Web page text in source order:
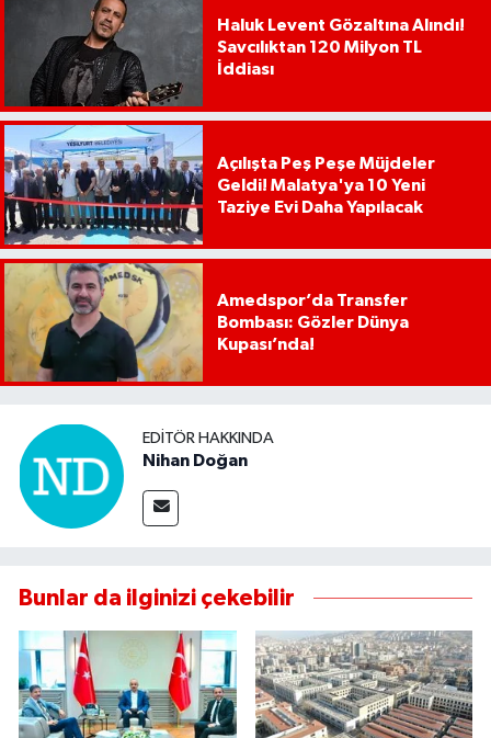
Haluk Levent Gözaltına Alındı!
Savcılıktan 120 Milyon TL
İddiası
Açılışta Peş Peşe Müjdeler
Geldi! Malatya'ya 10 Yeni
Taziye Evi Daha Yapılacak
Amedspor’da Transfer
Bombası: Gözler Dünya
Kupası’nda!
EDITÖR HAKKINDA
Nihan Doğan
Bunlar da ilginizi çekebilir